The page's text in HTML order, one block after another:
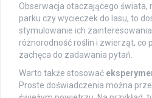
Obserwacja otaczającego świata,
parku czy wycieczek do lasu, to
stymulowanie ich
różnorodność roślin i zwierząt, co
zachęca do zadawania pytań.
Warto także stosować
Proste doświadczenia można